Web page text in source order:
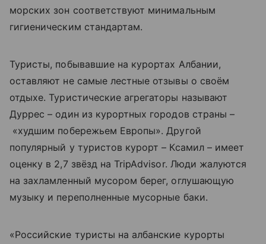
морских зон соответствуют минимальным
гигиеническим стандартам.
Туристы, побывавшие на курортах Албании,
оставляют не самые лестные отзывы о своём
отдыхе. Туристические агрегаторы называют
Дуррес – один из курортных городов страны –
«худшим побережьем Европы». Другой
популярный у туристов курорт – Ксамил – имеет
оценку в 2,7 звёзд на TripAdvisor. Люди жалуются
на захламленный мусором берег, оглушающую
музыку и переполненные мусорные баки.
«Российские туристы на албанские курорты